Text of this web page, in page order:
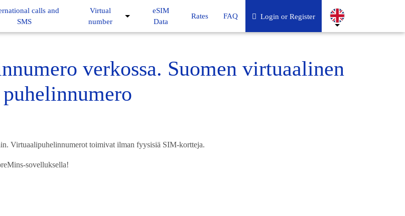
calls and
SMS
Virtual
number
eSIM
Data
Rates FAQ Login or Register
verkossa. Suomen virtuaalinen
puhelinnumero
Virtuaalipuhelinnumerot toimivat ilman fyysisiä SIM-kortteja.
sovelluksella!